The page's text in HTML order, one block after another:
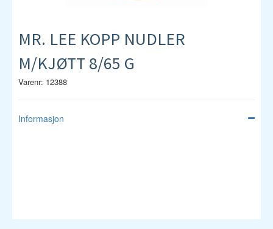
MR. LEE KOPP NUDLER
M/KJØTT 8/65 G
Varenr: 12388
Informasjon